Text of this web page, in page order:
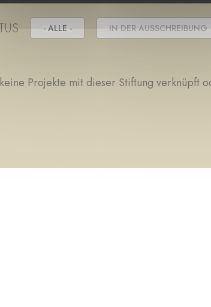
- ALLE - IN DER AUSSCHREIBUNG
Projekte mit dieser Stiftung verknüpft